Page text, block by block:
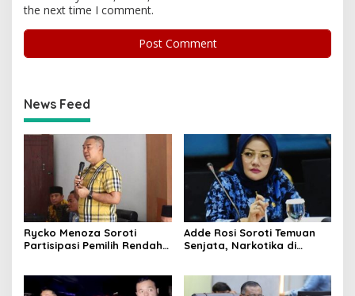
the next time I comment.
News Feed
Rycko Menoza Soroti
Partisipasi Pemilih Rendah
Adde Rosi Soroti Temuan
Senjata, Narkotika di